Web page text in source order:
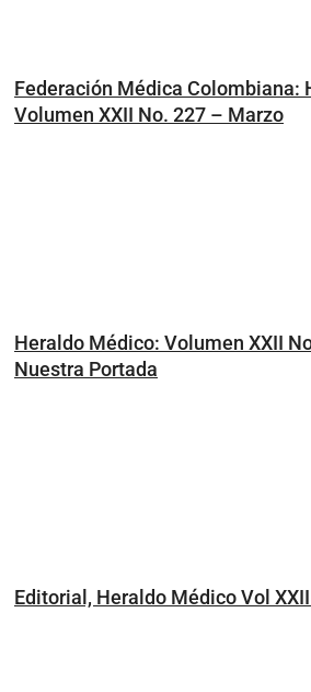
Federación Médica Colombiana:
Volumen XXII No. 227 – Marzo
Heraldo Médico: Volumen XXII
Nuestra Portada
Editorial, Heraldo Médico Vol